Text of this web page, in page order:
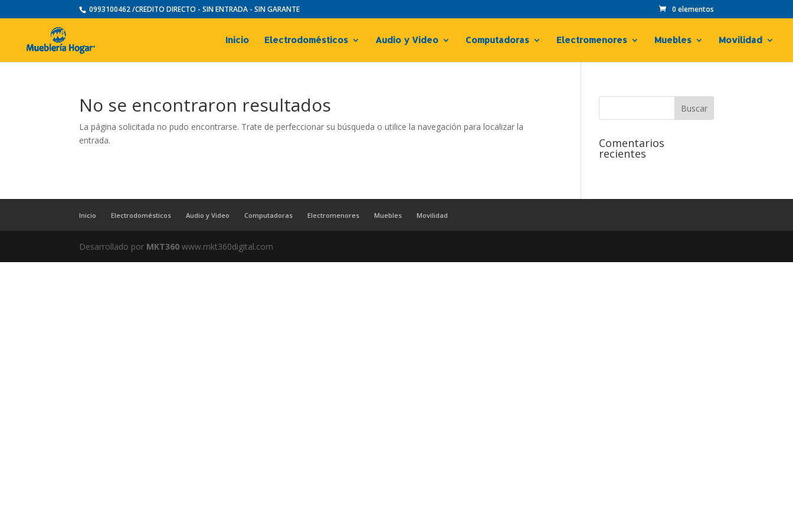
0993100462 /CREDITO DIRECTO - SIN ENTRADA - SIN GARANTE 0 elementos
Inicio Electrodomésticos Audio y Video Computadoras Electromenores Muebles Movilidad
No se encontraron resultados
La página solicitada no pudo encontrarse. Trate de perfeccionar su búsqueda o utilice la navegación para localizar la
entrada.
Comentarios
recientes
Inicio Electrodomésticos Audio y Video Computadoras Electromenores Muebles Movilidad
Desarrollado por MKT360 www.mkt360digital.com